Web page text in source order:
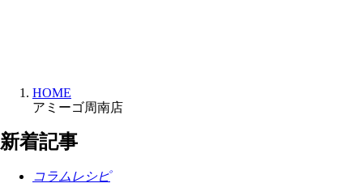
HOME
アミーゴ周南店
新着記事
コラムレシピ